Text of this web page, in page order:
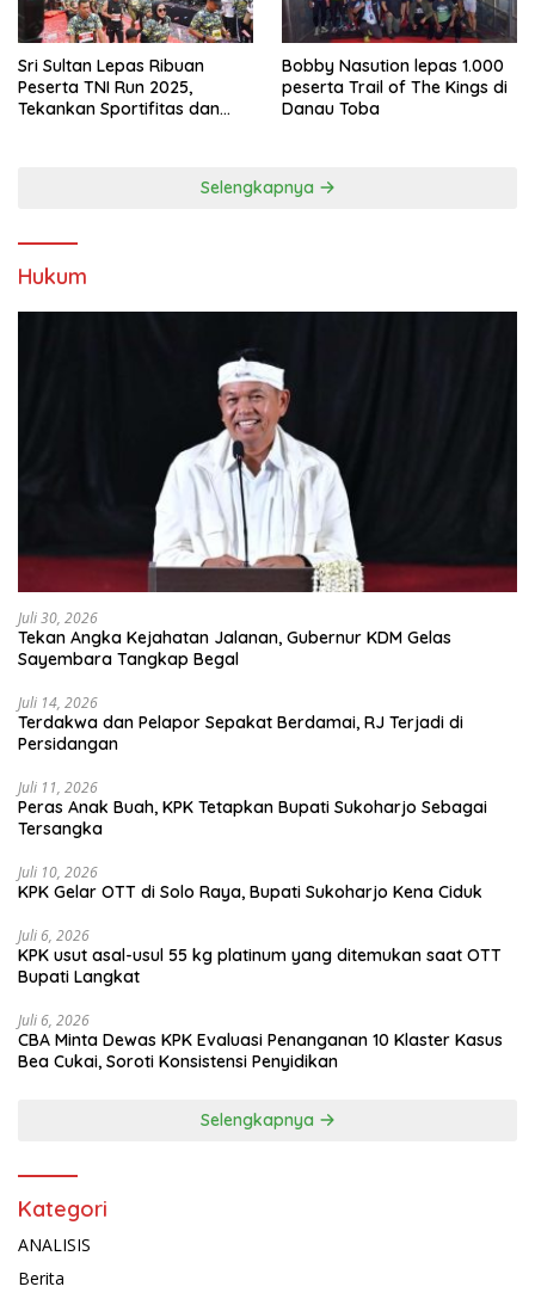
Sri Sultan Lepas Ribuan
Peserta TNI Run 2025,
Tekankan Sportifitas dan
Bobby Nasution lepas 1.000
peserta Trail of The Kings di
Danau Toba
Selengkapnya
Hukum
Juli 30, 2026
Tekan Angka Kejahatan Jalanan, Gubernur KDM Gelas
Sayembara Tangkap Begal
Juli 14, 2026
Terdakwa dan Pelapor Sepakat Berdamai, RJ Terjadi di
Persidangan
Juli 11, 2026
Peras Anak Buah, KPK Tetapkan Bupati Sukoharjo Sebagai
Tersangka
Juli 10, 2026
KPK Gelar OTT di Solo Raya, Bupati Sukoharjo Kena Ciduk
Juli 6, 2026
KPK usut asal-usul 55 kg platinum yang ditemukan saat OTT
Bupati Langkat
Juli 6, 2026
CBA Minta Dewas KPK Evaluasi Penanganan 10 Klaster Kasus
Bea Cukai, Soroti Konsistensi Penyidikan
Selengkapnya
Kategori
ANALISIS
Berita